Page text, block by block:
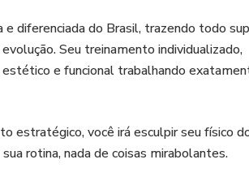
diferenciada do Brasil, trazendo todo
Seu treinamento individualizado,
e funcional trabalhando
estratégico, você irá esculpir seu físico
rotina, nada de coisas mirabolantes.